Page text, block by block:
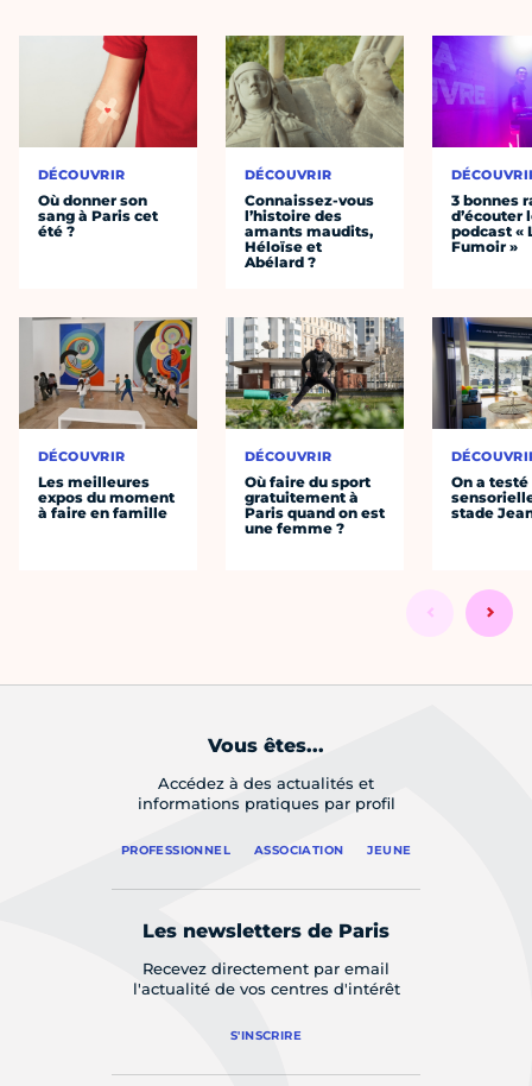
DÉCOUVRIR
Où donner son
sang à Paris cet
été ?
DÉCOUVRIR
Les meilleures
expos du moment
à faire en famille
DÉCOUVRIR
Connaissez-vous
l’histoire des
amants maudits,
Héloïse et
Abélard ?
DÉCOUVRIR
Où faire du sport
gratuitement à
Paris quand on est
une femme ?
3 bonnes
d’écouter
podcast «
Fumoir »
On a
stade
Vous êtes...
Accédez à des actualités et
informations pratiques par profil
PROFESSIONNEL ASSOCIATION JEUNE
Les newsletters de Paris
Recevez directement par email
l'actualité de vos centres d'intérêt
S'INSCRIRE